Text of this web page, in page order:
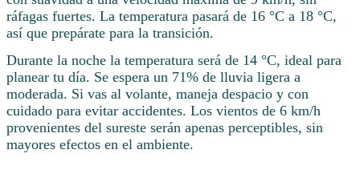
ráfagas fuertes. La temperatura pasará de 16 °C a 18 °C,
así que prepárate para la transición.
Durante la noche la temperatura será de 14 °C, ideal para
planear tu día. Se espera un 71% de lluvia ligera a
moderada. Si vas al volante, maneja despacio y con
cuidado para evitar accidentes. Los vientos de 6 km/h
provenientes del sureste serán apenas perceptibles, sin
mayores efectos en el ambiente.